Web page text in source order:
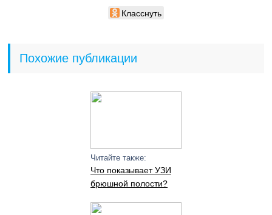
Класснуть
Похожие публикации
Читайте также:
Что показывает УЗИ
брюшной полости?